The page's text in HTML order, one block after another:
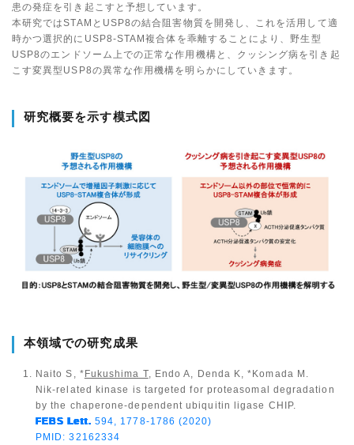
患の発症を引き起こすと予想しています。
本研究ではSTAMとUSP8の結合阻害物質を開発し、これを活用して適
時かつ選択的にUSP8-STAM複合体を乖離することにより、野生型
USP8のエンドソーム上での正常な作用機構と、クッシング病を引き起
こす変異型USP8の異常な作用機構を明らかにしていきます。
研究概要を示す模式図
本領域での研究成果
Naito S, * Fukushima T, Endo A, Denda K, *Komada M.
Nik-related kinase is targeted for proteasomal degradation
by the chaperone-dependent ubiquitin ligase CHIP.
FEBS Lett. 594, 1778-1786 (2020)
PMID: 32162334